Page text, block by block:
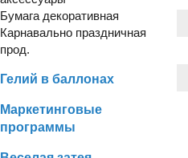
Бумага декоративная
Карнавально праздничная
прод.
Гелий в баллонах
Маркетинговые
программы